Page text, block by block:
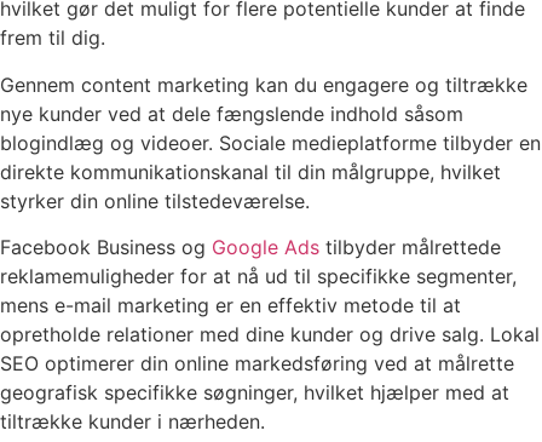
hvilket gør det muligt for flere potentielle kunder at finde
frem til dig.
Gennem content marketing kan du engagere og tiltrække
nye kunder ved at dele fængslende indhold såsom
blogindlæg og videoer. Sociale medieplatforme tilbyder en
direkte kommunikationskanal til din målgruppe, hvilket
styrker din online tilstedeværelse.
Facebook Business og Google Ads tilbyder målrettede
reklamemuligheder for at nå ud til specifikke segmenter,
mens e-mail marketing er en effektiv metode til at
opretholde relationer med dine kunder og drive salg. Lokal
SEO optimerer din online markedsføring ved at målrette
geografisk specifikke søgninger, hvilket hjælper med at
tiltrække kunder i nærheden.